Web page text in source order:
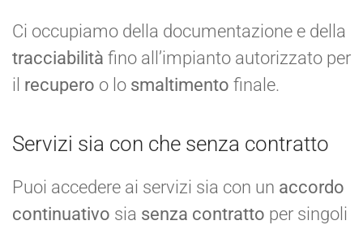
Ci occupiamo della documentazione e della
tracciabilità fino all’impianto autorizzato per
il recupero o lo smaltimento finale.
Servizi sia con che senza contratto
Puoi accedere ai servizi sia con un accordo
continuativo sia senza contratto per singoli